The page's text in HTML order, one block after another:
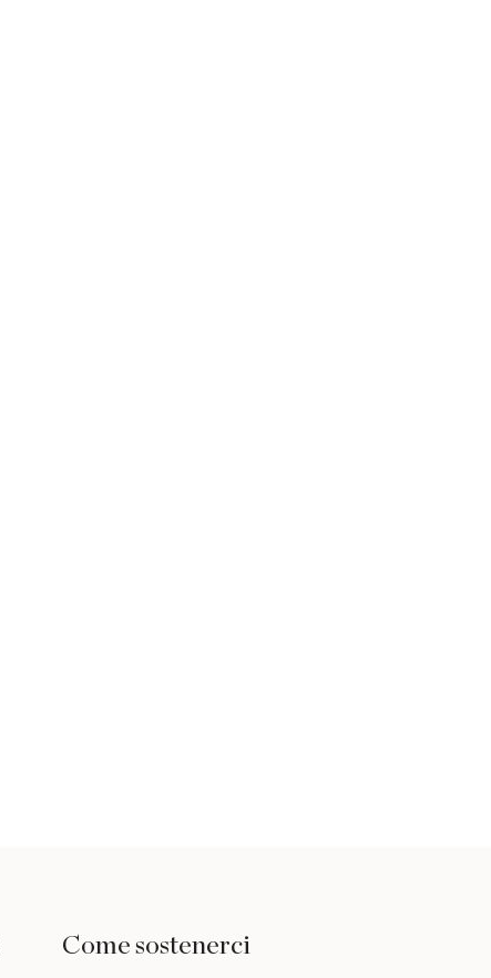
Come sostenerci